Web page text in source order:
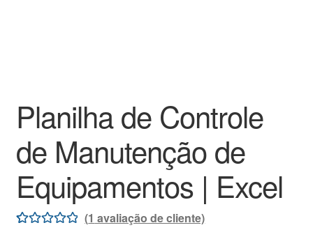
Planilha de Controle
de Manutenção de
Equipamentos | Excel
(1 avaliação de cliente)